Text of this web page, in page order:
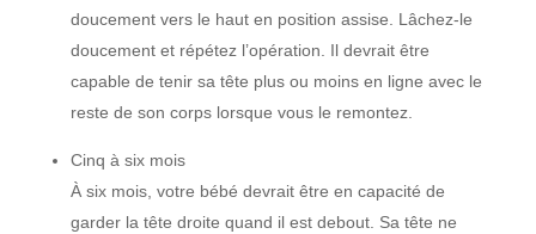
doucement vers le haut en position assise. Lâchez-le
doucement et répétez l’opération. Il devrait être
capable de tenir sa tête plus ou moins en ligne avec le
reste de son corps lorsque vous le remontez.
Cinq à six mois
À six mois, votre bébé devrait être en capacité de
garder la tête droite quand il est debout. Sa tête ne